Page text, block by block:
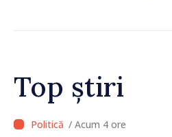
pentru oameni”
Top știri